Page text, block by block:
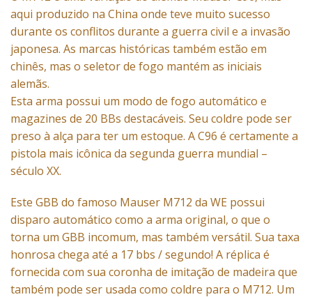
aqui produzido na China onde teve muito sucesso
durante os conflitos durante a guerra civil e a invasão
japonesa. As marcas históricas também estão em
chinês, mas o seletor de fogo mantém as iniciais
alemãs.
Esta arma possui um modo de fogo automático e
magazines de 20 BBs destacáveis. Seu coldre pode ser
preso à alça para ter um estoque. A C96 é certamente a
pistola mais icônica da segunda guerra mundial –
século XX.
Este GBB do famoso Mauser M712 da WE possui
disparo automático como a arma original, o que o
torna um GBB incomum, mas também versátil. Sua taxa
honrosa chega até a 17 bbs / segundo! A réplica é
fornecida com sua coronha de imitação de madeira que
também pode ser usada como coldre para o M712. Um